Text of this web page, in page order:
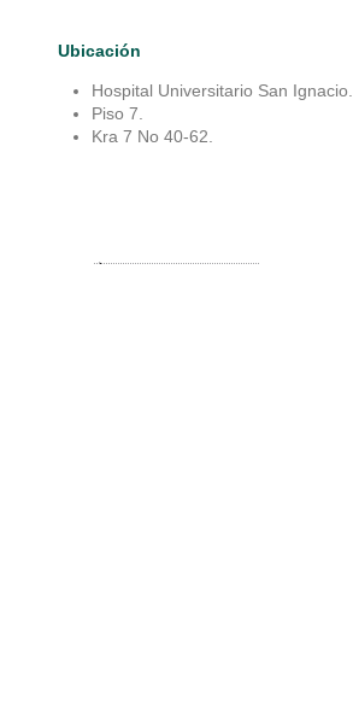
Ubicación
Hospital Universitario San Ignacio.
Piso 7.
Kra 7 No 40-62.